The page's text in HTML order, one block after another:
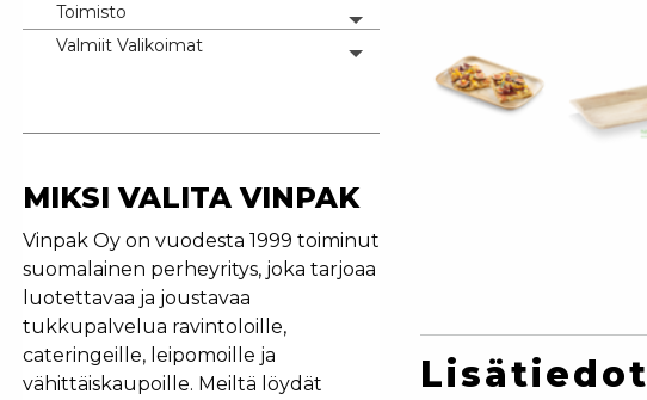
Toimisto
Toggle menu
Valmiit Valikoimat
Toggle menu
MIKSI VALITA VINPAK
Vinpak Oy on vuodesta 1999 toiminut
suomalainen perheyritys, joka tarjoaa
luotettavaa ja joustavaa
tukkupalvelua ravintoloille,
cateringeille, leipomoille ja
vähittäiskaupoille. Meiltä löydät
Lisätiedot